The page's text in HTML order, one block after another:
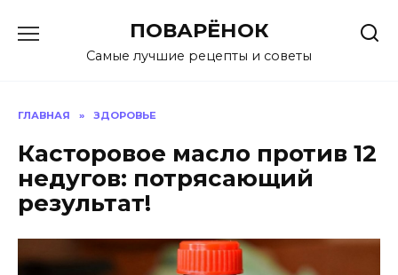
содержанию
ПОВАРЁНОК
Самые лучшие рецепты и советы
ГЛАВНАЯ » ЗДОРОВЬЕ
Касторовое масло против 12
недугов: потрясающий
результат!